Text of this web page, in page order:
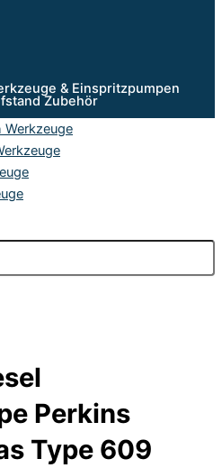
& Einspritzpumpen
Zubehör
Werkzeuge
Perkins
Type 609